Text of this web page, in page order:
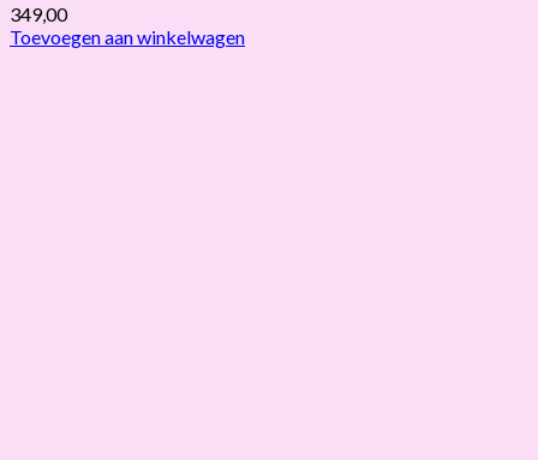
349,00
Toevoegen aan winkelwagen